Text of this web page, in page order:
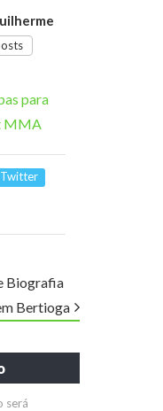
para
MMA
Twitter
Biografia
Bertioga
será